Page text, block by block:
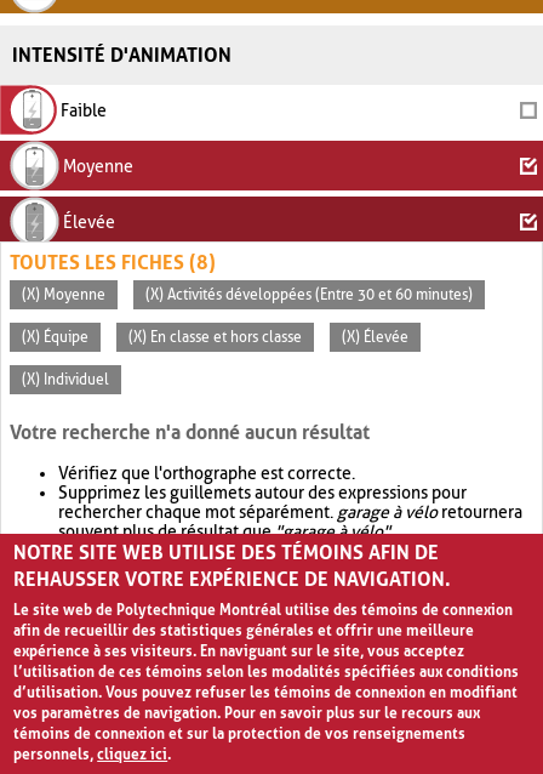
INTENSITÉ D'ANIMATION
Faible
Moyenne
Élevée
TOUTES LES FICHES (8)
(X) Moyenne (X) Activités développées (Entre 30 et 60 minutes)
(X) Équipe (X) En classe et hors classe (X) Élevée
(X) Individuel
Votre recherche n'a donné aucun résultat
Vérifiez que l'orthographe est correcte.
Supprimez les guillemets autour des expressions pour
rechercher chaque mot séparément. garage à véloretournera
souvent plus de résultat que"garage à vélo".
Envisagez d'élargir votre recherche avec OR.garage OR vélo
retournera souvent plus de résultat quegarage à vélo
NOTRE SITE WEB UTILISE DES TÉMOINS AFIN DE
REHAUSSER VOTRE EXPÉRIENCE DE NAVIGATION.
Le site web de Polytechnique Montréal utilise des témoins de connexion
afin de recueillir des statistiques générales et offrir une meilleure
expérience à ses visiteurs. En naviguant sur le site, vous acceptez
l’utilisation de ces témoins selon les modalités spécifiées aux conditions
d’utilisation. Vous pouvez refuser les témoins de connexion en modifiant
vos paramètres de navigation. Pour en savoir plus sur le recours aux
témoins de connexion et sur la protection de vos renseignements
personnels,cliquez ici.